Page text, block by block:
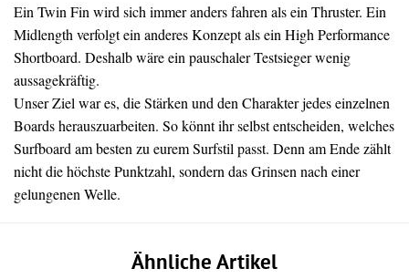
Ein Twin Fin wird sich immer anders fahren als ein Thruster. Ein
Midlength verfolgt ein anderes Konzept als ein High Performance
Shortboard. Deshalb wäre ein pauschaler Testsieger wenig
aussagekräftig.
Unser Ziel war es, die Stärken und den Charakter jedes einzelnen
Boards herauszuarbeiten. So könnt ihr selbst entscheiden, welches
Surfboard am besten zu eurem Surfstil passt. Denn am Ende zählt
nicht die höchste Punktzahl, sondern das Grinsen nach einer
gelungenen Welle.
Ähnliche Artikel